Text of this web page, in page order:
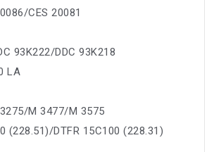
CES 20081
93K222/DDC 93K218
LA
M 3477/M 3575
(228.51)/DTFR 15C100 (228.31)